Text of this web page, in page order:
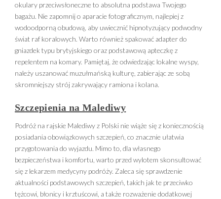
okulary przeciwsłoneczne to absolutna podstawa Twojego
bagażu. Nie zapomnij o aparacie fotograficznym, najlepiej z
wodoodporną obudową, aby uwiecznić hipnotyzujący podwodny
świat raf koralowych. Warto również spakować adapter do
gniazdek typu brytyjskiego oraz podstawową apteczkę z
repelentem na komary. Pamiętaj, że odwiedzając lokalne wyspy,
należy uszanować muzułmańską kulturę, zabierając ze sobą
skromniejszy strój zakrywający ramiona i kolana.
Szczepienia na Malediwy
Podróż na rajskie Malediwy z Polski nie wiąże się z koniecznością
posiadania obowiązkowych szczepień, co znacznie ułatwia
przygotowania do wyjazdu. Mimo to, dla własnego
bezpieczeństwa i komfortu, warto przed wylotem skonsultować
się z lekarzem medycyny podróży. Zaleca się sprawdzenie
aktualności podstawowych szczepień, takich jak te przeciwko
tężcowi, błonicy i krztuścowi, a także rozważenie dodatkowej